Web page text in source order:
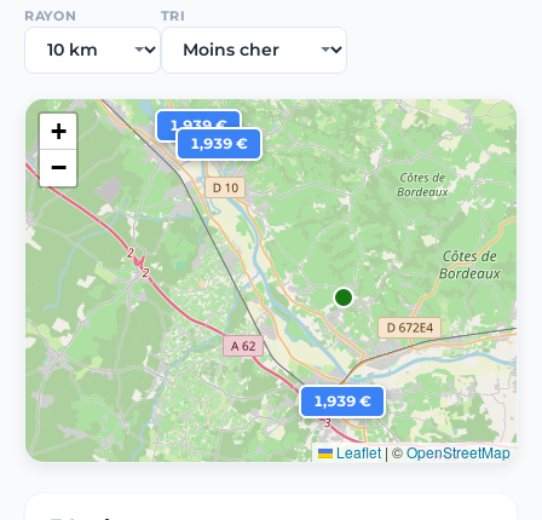
RAYON TRI
1,939 €
1,939 €
1,939 €
+
−
Leaflet|©OpenStreetMap